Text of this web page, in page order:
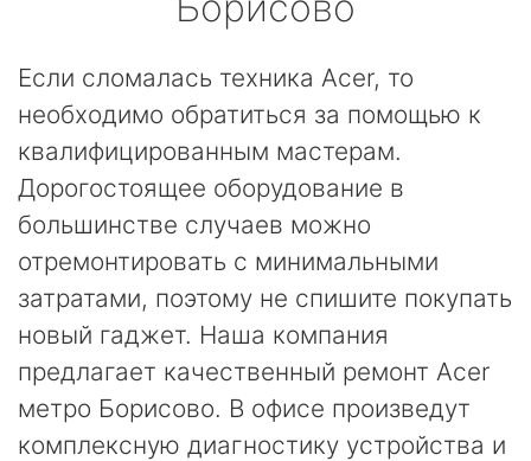
Если сломалась техника Acer, то
необходимо обратиться за помощью к
квалифицированным мастерам.
Дорогостоящее оборудование в
большинстве случаев можно
отремонтировать с минимальными
затратами, поэтому не спишите покупать
новый гаджет. Наша компания
предлагает качественный ремонт Acer
метро Борисово. В офисе произведут
комплексную диагностику устройства и